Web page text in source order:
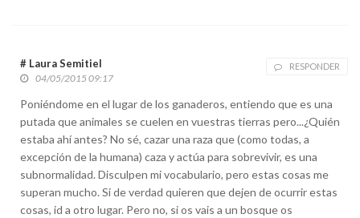
# Laura Semitiel RESPONDER
04/05/2015 09:17
Poniéndome en el lugar de los ganaderos, entiendo que es una
putada que animales se cuelen en vuestras tierras pero...¿Quién
estaba ahí antes? No sé, cazar una raza que (como todas, a
excepción de la humana) caza y actúa para sobrevivir, es una
subnormalidad. Disculpen mi vocabulario, pero estas cosas me
superan mucho. Si de verdad quieren que dejen de ocurrir estas
cosas, id a otro lugar. Pero no, si os vais a un bosque os